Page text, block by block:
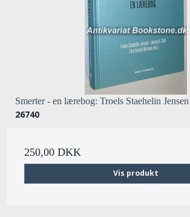
Smerter - en lærebog: Troels Staehelin Jensen
26740
250,00 DKK
Vis produkt